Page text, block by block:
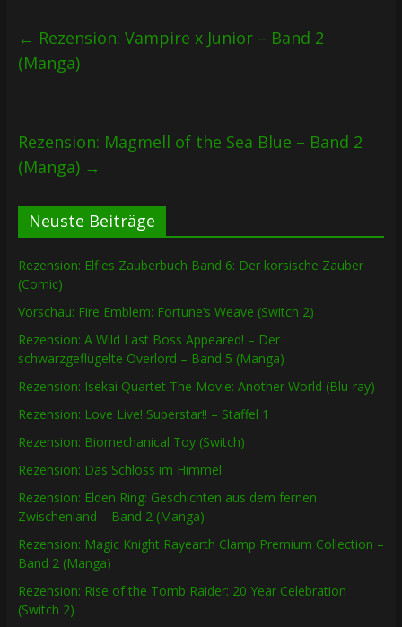
← Rezension: Vampire x Junior – Band 2
(Manga)
Rezension: Magmell of the Sea Blue – Band 2
(Manga) →
Neuste Beiträge
Rezension: Elfies Zauberbuch Band 6: Der korsische Zauber
(Comic)
Vorschau: Fire Emblem: Fortune’s Weave (Switch 2)
Rezension: A Wild Last Boss Appeared! – Der
schwarzgeflügelte Overlord – Band 5 (Manga)
Rezension: Isekai Quartet The Movie: Another World (Blu-ray)
Rezension: Love Live! Superstar!! – Staffel 1
Rezension: Biomechanical Toy (Switch)
Rezension: Das Schloss im Himmel
Rezension: Elden Ring: Geschichten aus dem fernen
Zwischenland – Band 2 (Manga)
Rezension: Magic Knight Rayearth Clamp Premium Collection –
Band 2 (Manga)
Rezension: Rise of the Tomb Raider: 20 Year Celebration
(Switch 2)